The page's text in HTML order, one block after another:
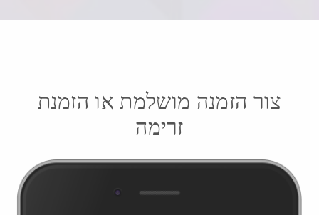
צור הזמנה מושלמת או הזמנת
זרימה